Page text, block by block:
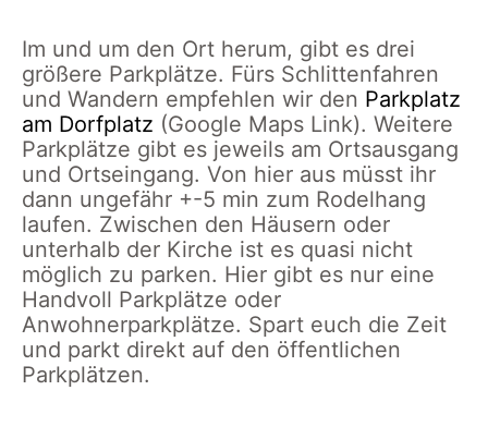
Im und um den Ort herum, gibt es drei
größere Parkplätze. Fürs Schlittenfahren
und Wandern empfehlen wir den Parkplatz
am Dorfplatz (Google Maps Link). Weitere
Parkplätze gibt es jeweils am Ortsausgang
und Ortseingang. Von hier aus müsst ihr
dann ungefähr +-5 min zum Rodelhang
laufen. Zwischen den Häusern oder
unterhalb der Kirche ist es quasi nicht
möglich zu parken. Hier gibt es nur eine
Handvoll Parkplätze oder
Anwohnerparkplätze. Spart euch die Zeit
und parkt direkt auf den öffentlichen
Parkplätzen.